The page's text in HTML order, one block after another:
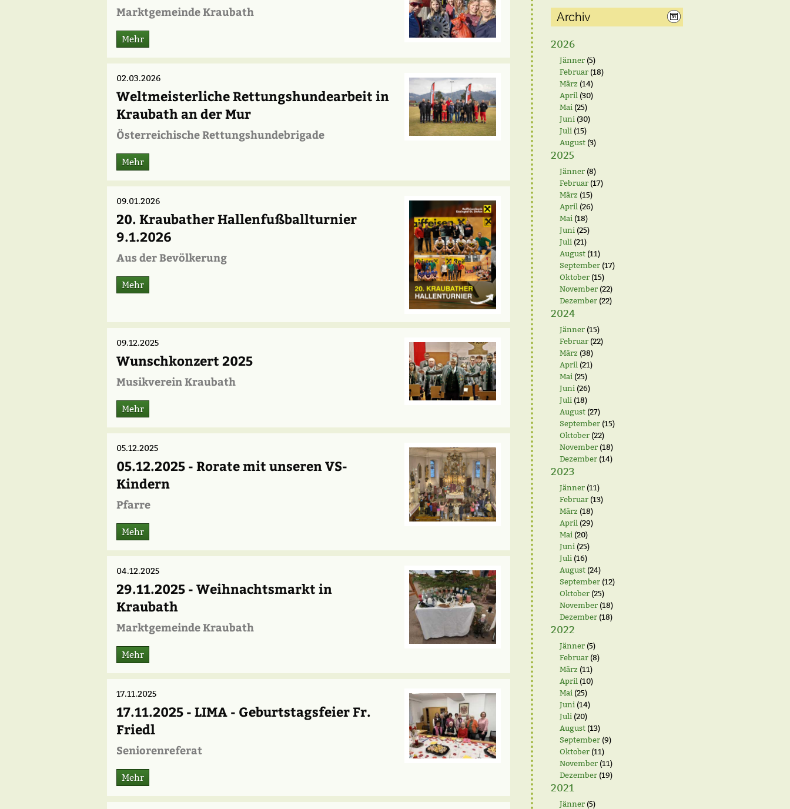
Marktgemeinde Kraubath
Mehr
02.03.2026
Weltmeisterliche Rettungshundearbeit in
Kraubath an der Mur
Österreichische Rettungshundebrigade
Mehr
09.01.2026
20. Kraubather Hallenfußballturnier
9.1.2026
Aus der Bevölkerung
Mehr
09.12.2025
Wunschkonzert 2025
Musikverein Kraubath
Mehr
05.12.2025
05.12.2025 - Rorate mit unseren VS-
Kindern
Pfarre
Mehr
04.12.2025
29.11.2025 - Weihnachtsmarkt in
Kraubath
Marktgemeinde Kraubath
Mehr
17.11.2025
17.11.2025 - LIMA - Geburtstagsfeier Fr.
Friedl
Seniorenreferat
Mehr
Archiv
2026
Jänner(5)
Februar(18)
März (14)
April (30)
Mai (25)
Juni (30)
Juli (15)
August(3)
2025
Jänner(8)
Februar(17)
März (15)
April (26)
Mai (18)
Juni (25)
Juli (21)
August(11)
September(17)
Oktober(15)
November(22)
Dezember(22)
2024
Jänner(15)
Februar(22)
März (38)
April (21)
Mai (25)
Juni (26)
Juli (18)
August(27)
September(15)
Oktober(22)
November(18)
Dezember(14)
2023
Jänner(11)
Februar(13)
März (18)
April (29)
Mai (20)
Juni (25)
Juli (16)
August(24)
September(12)
Oktober(25)
November(18)
Dezember(18)
2022
Jänner(5)
Februar(8)
März (11)
April (10)
Mai (25)
Juni (14)
Juli (20)
August(13)
September(9)
Oktober(11)
November(11)
Dezember(19)
2021
Jänner(5)